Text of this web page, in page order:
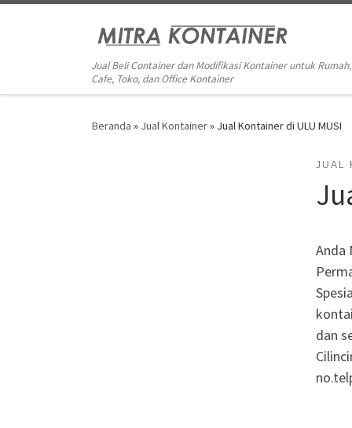
Jual Beli Container dan Modifikasi Kontainer untuk Rumah,
Cafe, Toko, dan Office Kontainer
Beranda » Jual Kontainer» Jual Kontainer di ULU MUSI
JUAL
Anda
dan